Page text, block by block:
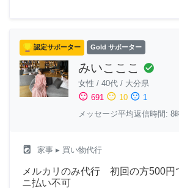
認定サポーター Gold サポーター
みいこここ check_circle
女性 / 40代 / 大分県
sentiment_satisfied 691 sentiment_neutral 10 sentiment_dissatisfied 1
メッセージ平均返信時間: 8
local_laundry_service 家事 ▸ 買い物代行
メルカリのみ代行 初回の方500円
ニ払い不可